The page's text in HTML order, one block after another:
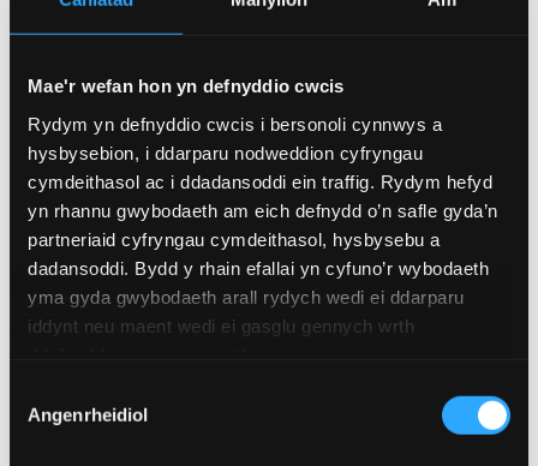
Mae'r wefan hon yn defnyddio cwcis
Rydym yn defnyddio cwcis i bersonoli cynnwys a
hysbysebion, i ddarparu nodweddion cyfryngau
cymdeithasol ac i ddadansoddi ein traffig. Rydym hefyd
yn rhannu gwybodaeth am eich defnydd o’n safle gyda’n
partneriaid cyfryngau cymdeithasol, hysbysebu a
dadansoddi. Bydd y rhain efallai yn cyfuno’r wybodaeth
yma gyda gwybodaeth arall rydych wedi ei ddarparu
iddynt neu maent wedi ei gasglu gennych wrth
Caniatâd
Angenrheidiol
ddyddiol rhwng Bangor â De a Gorllewin Cymru,
Wrecsam a’r Bermo.
Maes Awyr Ynys Môn
Mae gan Maes Awyr Ynys Môn hedfaniadau rhwng
Maes Awyr Caerdydd ac Ynys Môn. Ewch i’rwefan
fwy o fanylion.
Bangor a'r ardal